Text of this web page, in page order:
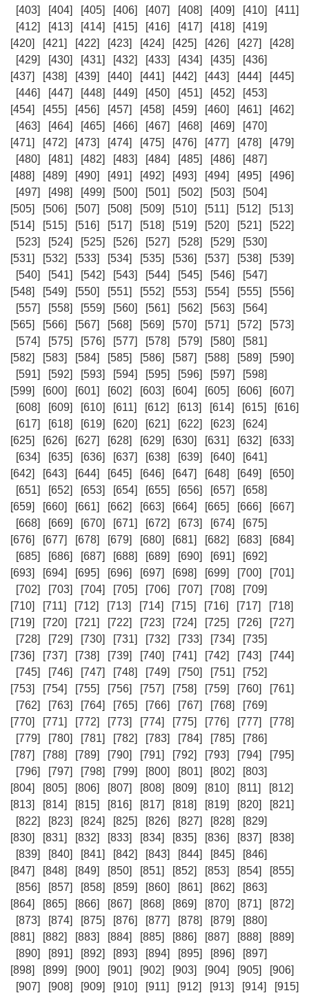
[403]
[404] [405] [406] [407] [408] [409] [410]
[411]
[412]
[413] [414] [415] [416] [417] [418]
[419]
[420]
[421] [422] [423] [424] [425] [426] [427]
[428]
[429]
[430] [431] [432] [433] [434] [435]
[436]
[437]
[438] [439] [440] [441] [442] [443] [444]
[445]
[446]
[447] [448] [449] [450] [451] [452]
[453]
[454]
[455] [456] [457] [458] [459] [460] [461]
[462]
[463]
[464] [465] [466] [467] [468] [469]
[470]
[471]
[472] [473] [474] [475] [476] [477] [478]
[479]
[480]
[481] [482] [483] [484] [485] [486]
[487]
[488]
[489] [490] [491] [492] [493] [494] [495]
[496]
[497]
[498] [499] [500] [501] [502] [503]
[504]
[505]
[506] [507] [508] [509] [510] [511] [512]
[513]
[514]
[515] [516] [517] [518] [519] [520] [521]
[522]
[523]
[524] [525] [526] [527] [528] [529]
[530]
[531]
[532] [533] [534] [535] [536] [537] [538]
[539]
[540]
[541] [542] [543] [544] [545] [546]
[547]
[548]
[549] [550] [551] [552] [553] [554] [555]
[556]
[557]
[558] [559] [560] [561] [562] [563]
[564]
[565]
[566] [567] [568] [569] [570] [571] [572]
[573]
[574]
[575] [576] [577] [578] [579] [580]
[581]
[582]
[583] [584] [585] [586] [587] [588] [589]
[590]
[591]
[592] [593] [594] [595] [596] [597]
[598]
[599]
[600] [601] [602] [603] [604] [605] [606]
[607]
[608]
[609] [610] [611] [612] [613] [614] [615]
[616]
[617]
[618] [619] [620] [621] [622] [623]
[624]
[625]
[626] [627] [628] [629] [630] [631] [632]
[633]
[634]
[635] [636] [637] [638] [639] [640]
[641]
[642]
[643] [644] [645] [646] [647] [648] [649]
[650]
[651]
[652] [653] [654] [655] [656] [657]
[658]
[659]
[660] [661] [662] [663] [664] [665] [666]
[667]
[668]
[669] [670] [671] [672] [673] [674]
[675]
[676]
[677] [678] [679] [680] [681] [682] [683]
[684]
[685]
[686] [687] [688] [689] [690] [691]
[692]
[693]
[694] [695] [696] [697] [698] [699] [700]
[701]
[702]
[703] [704] [705] [706] [707] [708]
[709]
[710]
[711] [712] [713] [714] [715] [716] [717]
[718]
[719]
[720] [721] [722] [723] [724] [725] [726]
[727]
[728]
[729] [730] [731] [732] [733] [734]
[735]
[736]
[737] [738] [739] [740] [741] [742] [743]
[744]
[745]
[746] [747] [748] [749] [750] [751]
[752]
[753]
[754] [755] [756] [757] [758] [759] [760]
[761]
[762]
[763] [764] [765] [766] [767] [768]
[769]
[770]
[771] [772] [773] [774] [775] [776] [777]
[778]
[779]
[780] [781] [782] [783] [784] [785]
[786]
[787]
[788] [789] [790] [791] [792] [793] [794]
[795]
[796]
[797] [798] [799] [800] [801] [802]
[803]
[804]
[805] [806] [807] [808] [809] [810] [811]
[812]
[813]
[814] [815] [816] [817] [818] [819] [820]
[821]
[822]
[823] [824] [825] [826] [827] [828]
[829]
[830]
[831] [832] [833] [834] [835] [836] [837]
[838]
[839]
[840] [841] [842] [843] [844] [845]
[846]
[847]
[848] [849] [850] [851] [852] [853] [854]
[855]
[856]
[857] [858] [859] [860] [861] [862]
[863]
[864]
[865] [866] [867] [868] [869] [870] [871]
[872]
[873]
[874] [875] [876] [877] [878] [879]
[880]
[881]
[882] [883] [884] [885] [886] [887] [888]
[889]
[890]
[891] [892] [893] [894] [895] [896]
[897]
[898]
[899] [900] [901] [902] [903] [904] [905]
[906]
[907]
[908] [909] [910] [911] [912] [913] [914] [915]